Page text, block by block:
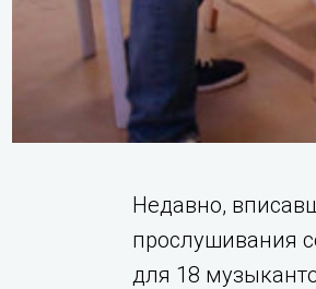
Недавно,
прослушивания
для 18